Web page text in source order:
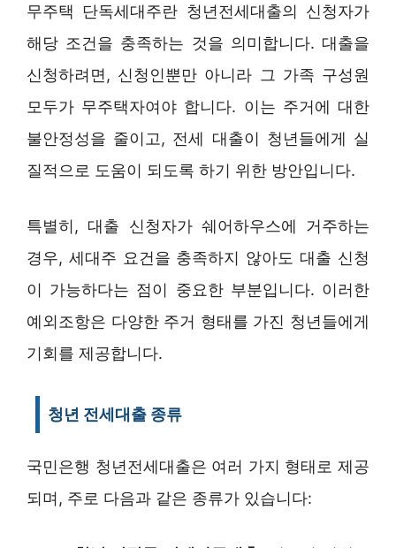
무주택 단독세대주란 청년전세대출의 신청자가
해당 조건을 충족하는 것을 의미합니다. 대출을
신청하려면, 신청인뿐만 아니라 그 가족 구성원
모두가 무주택자여야 합니다. 이는 주거에 대한
불안정성을 줄이고, 전세 대출이 청년들에게 실
질적으로 도움이 되도록 하기 위한 방안입니다.
특별히, 대출 신청자가 쉐어하우스에 거주하는
경우, 세대주 요건을 충족하지 않아도 대출 신청
이 가능하다는 점이 중요한 부분입니다. 이러한
예외조항은 다양한 주거 형태를 가진 청년들에게
기회를 제공합니다.
청년 전세대출 종류
국민은행 청년전세대출은 여러 가지 형태로 제공
되며, 주로 다음과 같은 종류가 있습니다: